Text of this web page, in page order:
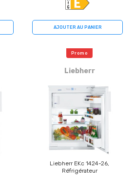
AJOUTER AU PANIER
Promo
Liebherr
Liebherr EKc 1424-26,
Réfrigérateur